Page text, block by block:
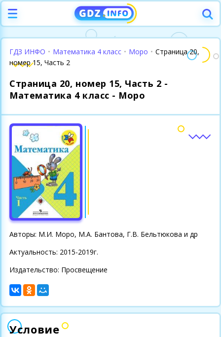
ГДЗ ИНФО • Математика 4 класс • Моро • Страница 20,
номер 15, Часть 2
Страница 20, номер 15, Часть 2 -
Математика 4 класс - Моро
Авторы: М.И. Моро, М.А. Бантова, Г.В. Бельтюкова и др
Актуальность: 2015-2019г.
Издательство: Просвещение
Условие